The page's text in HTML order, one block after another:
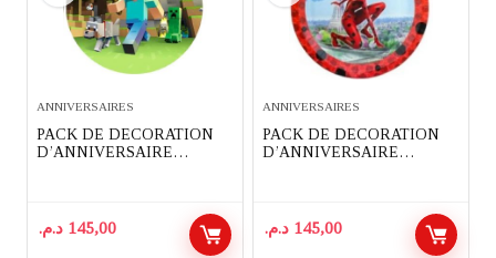
ANNIVERSAIRES
PACK DE DECORATION
D’ANNIVERSAIRE
145,00 د.م.
ANNIVERSAIRES
PACK DE DECORATION
D’ANNIVERSAIRE
145,00 د.م.